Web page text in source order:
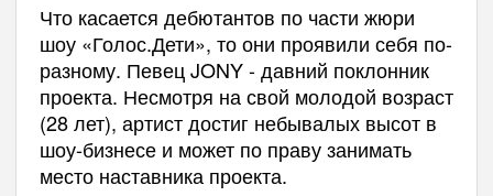
Что касается дебютантов по части жюри
шоу «Голос.Дети», то они проявили себя по-
разному. Певец JONY - давний поклонник
проекта. Несмотря на свой молодой возраст
(28 лет), артист достиг небывалых высот в
шоу-бизнесе и может по праву занимать
место наставника проекта.